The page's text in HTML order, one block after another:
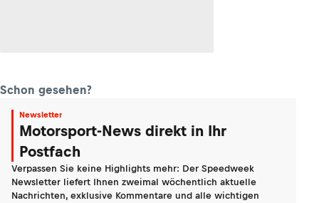
Schon gesehen?
Newsletter
Motorsport-News direkt in Ihr
Postfach
Verpassen Sie keine Highlights mehr: Der Speedweek
Newsletter liefert Ihnen zweimal wöchentlich aktuelle
Nachrichten, exklusive Kommentare und alle wichtigen